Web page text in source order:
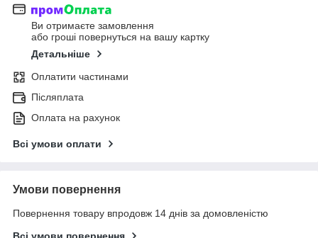
Ви отримаєте замовлення
або гроші повернуться на вашу картку
Детальніше
Оплатити частинами
Післяплата
Оплата на рахунок
Всі умови оплати
Умови повернення
Повернення товару впродовж 14 днів за домовленістю